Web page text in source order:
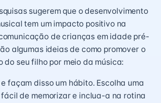
sugerem que o desenvolvimento
tem um impacto positivo na
de crianças em idade pré-
algumas ideias de como promover o
do seu filho por meio da música:
façam disso um hábito. Escolha uma
de memorizar e inclua-a na rotina